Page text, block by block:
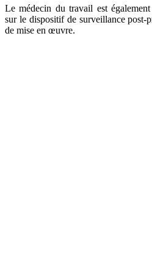
Le médecin du travail est
sur le dispositif de surveillance post-
de mise en œuvre.